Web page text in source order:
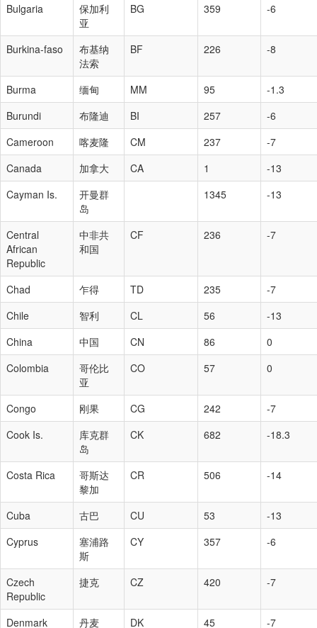
Bulgaria
保加利
亚
BG 359 -6
Burkina-faso
布基纳
法索
BF 226 -8
Burma 缅甸 MM 95
-1.3
Burundi
布隆迪 BI 257
-6
Cameroon
喀麦隆 CM 237
-7
Canada
加拿大 CA 1
-13
Cayman Is.
开曼群
岛
1345 -13
Central
African
Republic
中非共
和国
CF 236 -7
Chad 乍得 TD 235
-7
Chile
智利 CL 56
-13
China
中国 CN 86
0
Colombia
哥伦比
亚
CO 57 0
Congo 刚果 CG 242
-7
Cook Is.
库克群
岛
CK 682 -18.3
Costa Rica
哥斯达
黎加
CR 506 -14
Cuba 古巴 CU 53
-13
Cyprus
塞浦路
斯
CY 357 -6
Czech
Republic
捷克 CZ 420 -7
Denmark 丹麦 DK 45 -7